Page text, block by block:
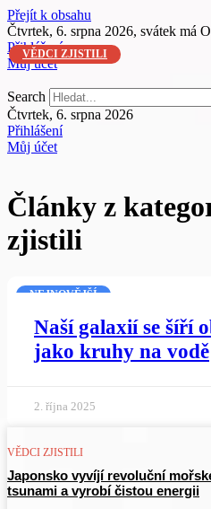
Přejít k obsahu
Čtvrtek, 6. srpna 2026, svátek má
Přihlášení
Můj účet
Search
Čtvrtek, 6. srpna 2026
Přihlášení
Můj účet
Články z
zjistili
NEJNOVĚJŠÍ
Naší galaxií se šíří
jako kruhy na vodě
VĚDCI ZJISTILI
2. října 2025
VĚDCI ZJISTILI
Japonsko vyvíjí revoluční
tsunami a vyrobí čistou energii